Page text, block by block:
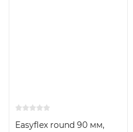
Easyflex round 90 мм,